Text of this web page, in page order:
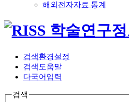
해외전자자료 통계
검색환경설정
검색도움말
다국어입력
검색